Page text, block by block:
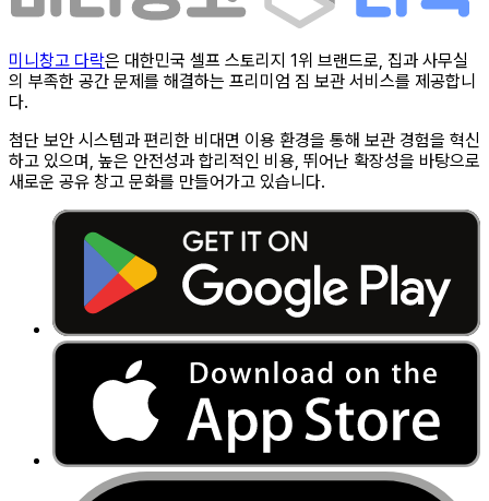
미니창고 다락은 대한민국 셀프 스토리지 1위 브랜드로, 집과 사무실
의 부족한 공간 문제를 해결하는 프리미엄 짐 보관 서비스를 제공합니
다.
첨단 보안 시스템과 편리한 비대면 이용 환경을 통해 보관 경험을 혁신
하고 있으며, 높은 안전성과 합리적인 비용, 뛰어난 확장성을 바탕으로
새로운 공유 창고 문화를 만들어가고 있습니다.